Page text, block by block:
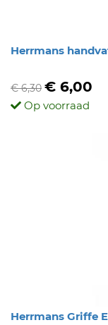
Herrmans
€ 6,30 € 6,00
Op voorraad
Herrmans Griffe